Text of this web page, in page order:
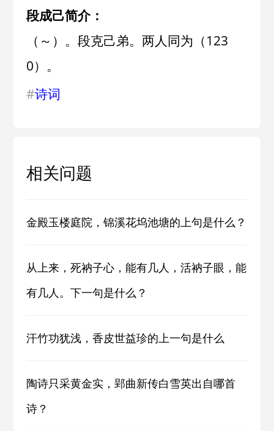
段成己简介：
（～）。段克己弟。两人同为（123
0）。
#诗词
相关问题
金殿玉楼庭院，锦溪花坞池塘的上句是什么？
从上来，死衲子心，能有几人，活衲子眼，能
有几人。下一句是什么？
汗竹功犹浅，香皮世益珍的上一句是什么
陶诗只采黄金实，郢曲新传白雪英出自哪首
诗？